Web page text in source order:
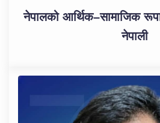
नेपालको आर्थिक–सामाजिक
नेपाली